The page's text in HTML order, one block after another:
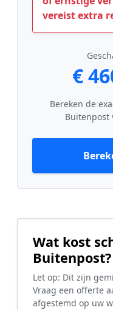
vereist extra
€
Bereken de
Buitenpost
Wat kost
Let op: Dit zijn
Vraag een offerte
afgestemd op uw